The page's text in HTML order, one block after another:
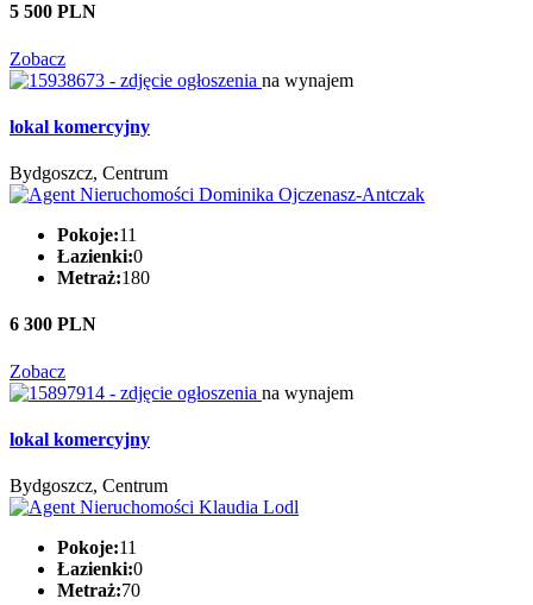
5 500 PLN
Zobacz
na wynajem
lokal komercyjny
Bydgoszcz, Centrum
Pokoje:11
Łazienki:0
Metraż:180
6 300 PLN
Zobacz
na wynajem
lokal komercyjny
Bydgoszcz, Centrum
Pokoje:11
Łazienki:0
Metraż:70